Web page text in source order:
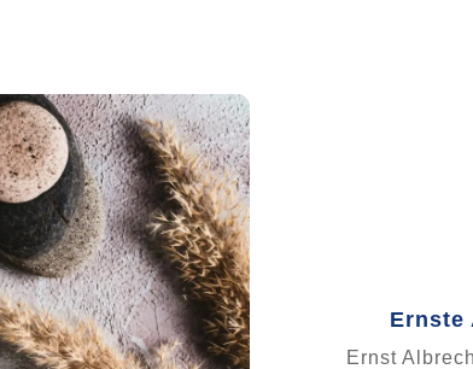
Ernste
Ernst